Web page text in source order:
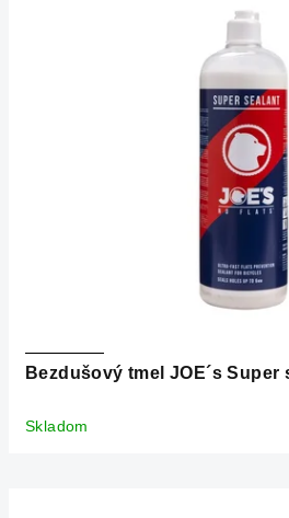
Bezdušový tmel JOE´s Super
Skladom